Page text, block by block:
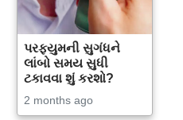
પરફ્યુમની સુગંધને
લાંબો સમય સુધી
ટકાવવા શું કરશો?
2 months ago